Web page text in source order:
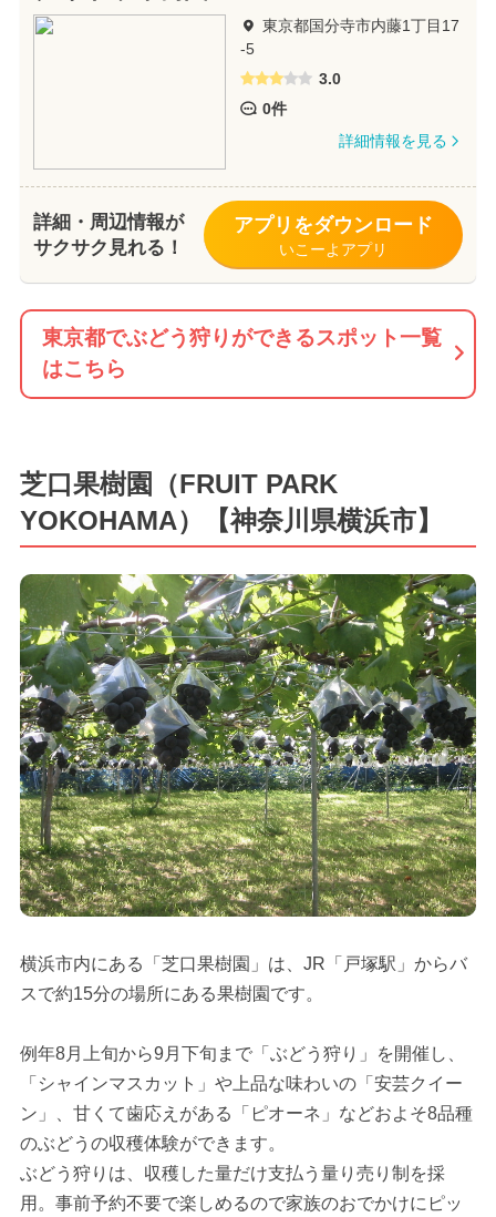
東京都国分寺市内藤1丁目17
-5
3.0
0件
詳細情報を見る
詳細・周辺情報が
サクサク見れる！
アプリをダウンロード
いこーよアプリ
東京都でぶどう狩りができるスポット一覧
はこちら
芝口果樹園（FRUIT PARK
YOKOHAMA）【神奈川県横浜市】
横浜市内にある「芝口果樹園」は、JR「戸塚駅」からバ
スで約15分の場所にある果樹園です。
例年8月上旬から9月下旬まで「ぶどう狩り」を開催し、
「シャインマスカット」や上品な味わいの「安芸クイー
ン」、甘くて歯応えがある「ピオーネ」などおよそ8品種
のぶどうの収穫体験ができます。
ぶどう狩りは、収穫した量だけ支払う量り売り制を採
用。事前予約不要で楽しめるので家族のおでかけにピッ